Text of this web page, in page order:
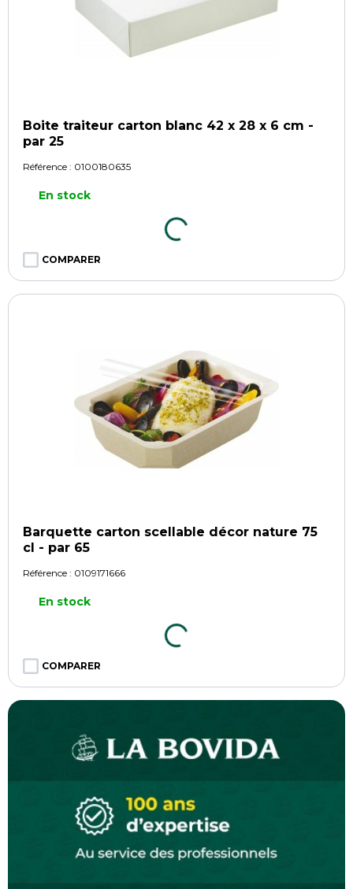
Boite traiteur carton blanc 42 x 28 x 6 cm -
par 25
Référence : 0100180635
En stock
COMPARER
Barquette carton scellable décor nature 75
cl - par 65
Référence : 0109171666
En stock
COMPARER